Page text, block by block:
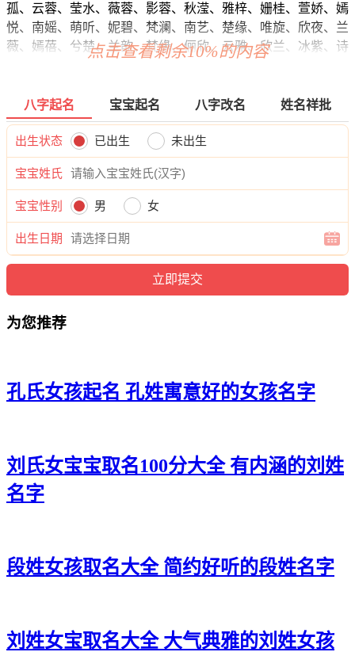
孤、云蓉、莹水、薇蓉、影蓉、秋滢、雅梓、姗桂、萱娇、嫣
悦、南媱、萌听、妮碧、梵澜、南艺、楚缘、唯旋、欣夜、兰
薇、嫣蓓、兮楚、兰歆、梵缘、俪欣、云雅、欣兰、冰紫、诗
彦、菡钰、静南、馨楚、冬君、希林、念婕、梓奕、颖晓、佳
涵、霄蕾、妙楚、熙梓、晴兮、觅华、蓓冰、清卿、真雅、蓝
采、影清、洁甜、欣怡、昕榆、甜洛、颍姿、俪影、珍彩、亦
儿、淇诗、向淼、含冉、白卓、娣枫、超卿、如汐、恬缘、新
蕾、菲若、颖静、兮甜。
点击查看剩余10%的内容
八字起名 宝宝起名 八字改名 姓名祥批
出生状态 已出生 未出生
宝宝姓氏
宝宝性别 男 女
出生日期
为您推荐
孔氏女孩起名 孔姓寓意好的女孩名字
刘氏女宝宝取名100分大全 有内涵的刘姓
名字
段姓女孩取名大全 简约好听的段姓名字
刘姓女宝取名大全 大气典雅的刘姓女孩